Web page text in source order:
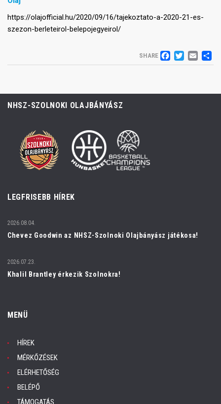
https://olajofficial.hu/2020/09/16/tajekoztato-a-2020-21-es-
szezon-berleteirol-belepojegyeirol/
SHARE
NHSZ-SZOLNOKI OLAJBÁNYÁSZ
LEGFRISEBB HÍREK
Chevez Goodwin az NHSZ-Szolnoki Olajbányász játékosa!
2026.08.04.
Khalil Brantley érkezik Szolnokra!
2026.07.23.
MENÜ
HÍREK
MÉRKŐZÉSEK
ELÉRHETŐSÉG
BELÉPŐ
TÁMOGATÁS